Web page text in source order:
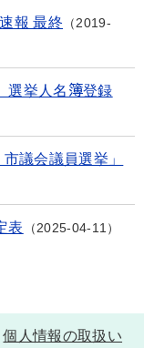
報 最終
2019-
選挙人名簿登録
議会議員選挙」
表 2025-04-11
個人情報の取扱い